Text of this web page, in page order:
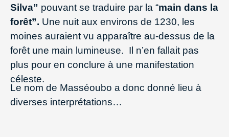
Silva” pouvant se traduire par la “main dans la
forêt”. Une nuit aux environs de 1230, les
moines auraient vu apparaître au-dessus de la
forêt une main lumineuse. Il n’en fallait pas
plus pour en conclure à une manifestation
céleste.
Le nom de Masséoubo a donc donné lieu à
diverses interprétations…